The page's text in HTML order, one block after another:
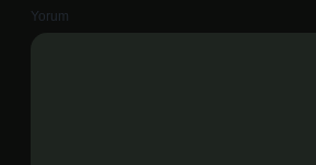
Yorum